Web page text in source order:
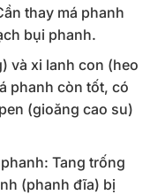
thay má phanh
bụi phanh.
và xi lanh con (heo
phanh còn tốt, có
(gioăng cao su)
Tang trống
(phanh đĩa) bị